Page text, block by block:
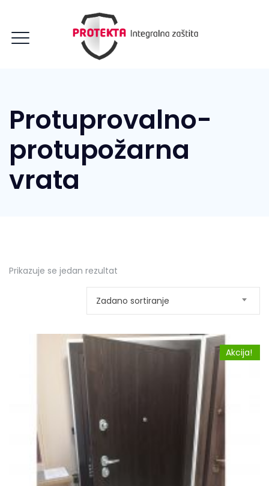
Protuprovalno-
protupožarna
vrata
Prikazuje se jedan rezultat
Zadano sortiranje
Akcija!